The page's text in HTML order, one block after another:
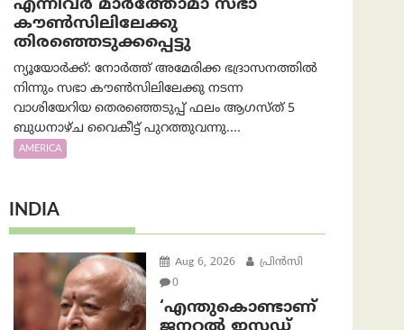
എന്നിവർ മാർത്തോമാ സഭാ
കൗൺസിലിലേക്കു
തിരഞ്ഞെടുക്കപ്പെട്ടു
ന്യൂയോർക്ക്: നോർത്ത് അമേരിക്ക ഭദ്രാസനത്തിൽ
നിന്നും സഭാ കൗൺസിലിലേക്കു നടന്ന
വാശിയേറിയ തെരഞ്ഞെടുപ്പ് ഫലം ആഗസ്ത് 5
ബുധനാഴ്ച വൈകീട്ട് പുറത്തുവന്നു....
AMERICA
INDIA
Aug 6, 2026
പ്രിന്‍സി
0
‘എന്തുകൊണ്ടാണ്